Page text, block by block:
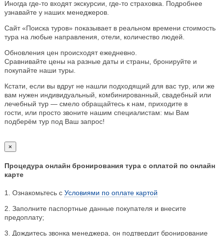
Иногда где-то входят экскурсии, где-то страховка. Подробнее
узнавайте у наших менеджеров.
Сайт «Поиска туров» показывает в реальном времени стоимость
тура на любые направления, отели, количество людей.
Обновления цен происходят ежедневно.
Сравнивайте цены на разные даты и страны, бронируйте и
покупайте наши туры.
Кстати, если вы вдруг не нашли подходящий для вас тур, или же
вам нужен индивидуальный, комбинированный, свадебный или
лечебный тур — смело обращайтесь к нам, приходите в
гости, или просто звоните нашим специалистам: мы Вам
подберём тур под Ваш запрос!
×
Процедура онлайн бронирования тура с оплатой по онлайн
карте
1. Ознакомьтесь с Условиями по оплате картой
2. Заполните паспортные данные покупателя и внесите
предоплату;
3. Дождитесь звонка менеджера, он подтвердит бронирование